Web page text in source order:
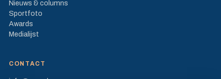
Nieuws & columns
Sportfoto
Awards
Medialijst
CONTACT